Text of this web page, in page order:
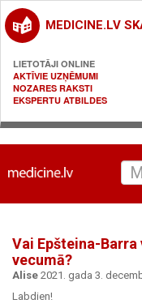
MEDICINE.LV
LIETOTĀJI ONLINE
AKTĪVIE UZŅĒMUMI
NOZARES RAKSTI
EKSPERTU ATBILDES
Vai Epšteina-
vecumā?
Alise 2021. gada 3.
Labdien!